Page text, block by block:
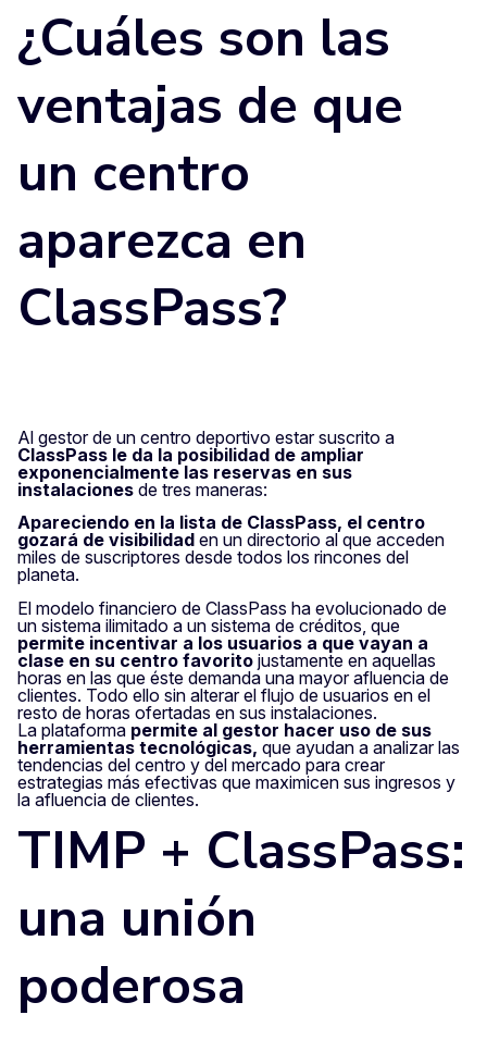
¿Cuáles son las
ventajas de que
un centro
aparezca en
ClassPass?
Al gestor de un centro deportivo estar suscrito a
ClassPass le da la posibilidad de ampliar
exponencialmente las reservas en sus
instalaciones de tres maneras:
Apareciendo en la lista de ClassPass, el centro
gozará de visibilidad en un directorio al que acceden
miles de suscriptores desde todos los rincones del
planeta.
El modelo financiero de ClassPass ha evolucionado de
un sistema ilimitado a un sistema de créditos, que
permite incentivar a los usuarios a que vayan a
clase en su centro favorito justamente en aquellas
horas en las que éste demanda una mayor afluencia de
clientes. Todo ello sin alterar el flujo de usuarios en el
resto de horas ofertadas en sus instalaciones.
La plataforma permite al gestor hacer uso de sus
herramientas tecnológicas, que ayudan a analizar las
tendencias del centro y del mercado para crear
estrategias más efectivas que maximicen sus ingresos y
la afluencia de clientes.
TIMP + ClassPass:
una unión
poderosa